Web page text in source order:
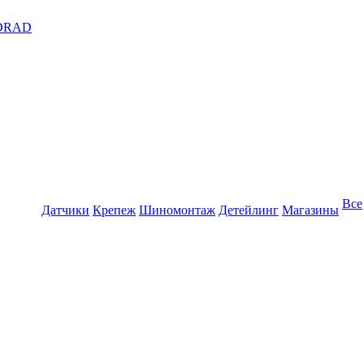
Датчики Крепеж Шиномонтаж Детейлинг Магазины Все